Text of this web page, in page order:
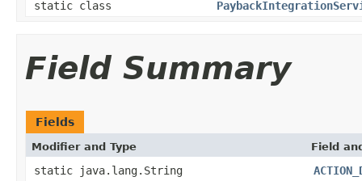
static class
Field Summary
Fields
Modifier and Type Field
static java.lang.String